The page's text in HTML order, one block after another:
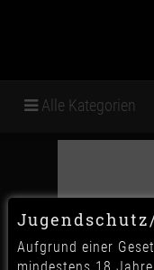
Alle Kategorien
Aufgrund einer